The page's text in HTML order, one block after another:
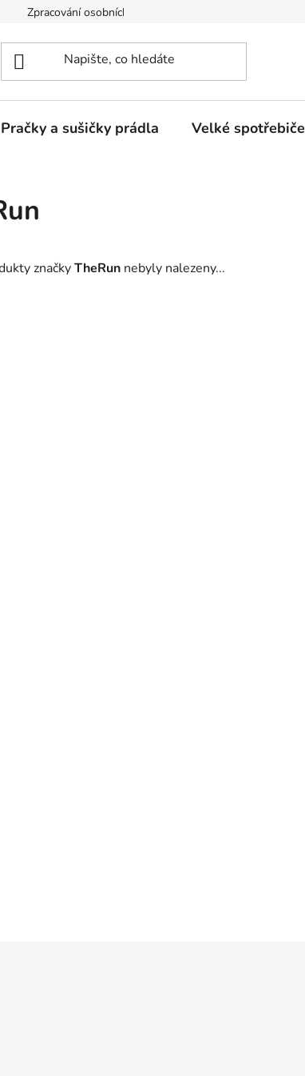
Zpracování osobních údajů
Pračky a sušičky prádla Velké spotřebiče
značkyTheRun nebyly nalezeny...